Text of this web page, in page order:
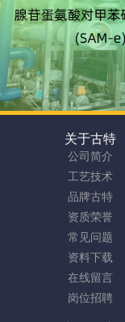
关于古特
公司简介
工艺技术
品牌古特
资质荣誉
常见问题
资料下载
在线留言
岗位招聘